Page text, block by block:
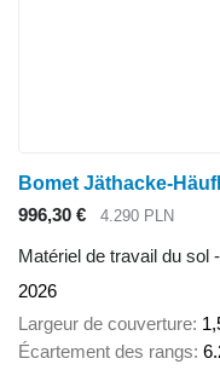
996,30 € 4.290 PLN
Matériel de travail du sol
2026
Largeur de couverture
Écartement des rangs